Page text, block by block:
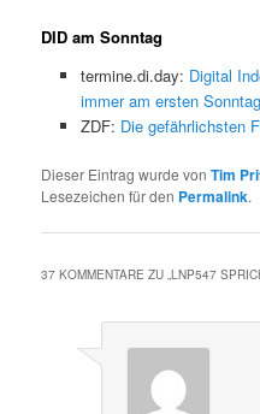
DID am Sonntag
termine.di.day: Digital
immer am ersten
ZDF: Die gefährlichsten
Dieser Eintrag wurde vonTim
Lesezeichen für den Permalink.
37 KOMMENTARE ZU „LNP547